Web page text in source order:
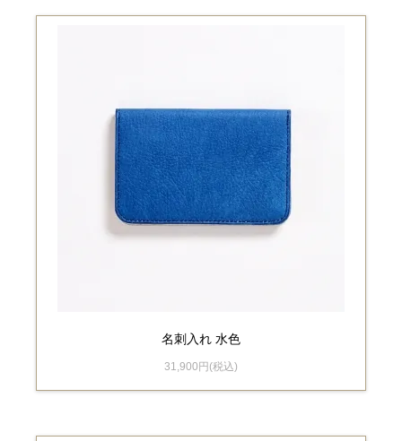
名刺入れ 水色
31,900円(税込)